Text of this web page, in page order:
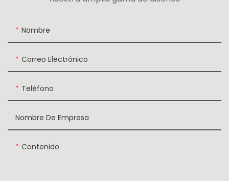
Nombre
Correo Electrónico
Teléfono
Nombre De Empresa
Contenido